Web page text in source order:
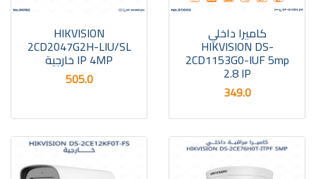
كاميرا داخلي
HIKVISION DS-
2CD1153G0-IUF 5mp
2.8 IP
349.0
HIKVISION
2CD2047G2H-LIU/SL
IP 4MP خارجية
505.0